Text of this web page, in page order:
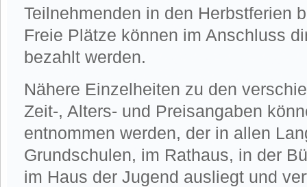
Teilnehmenden in den Herbstferien
Freie Plätze können im Anschluss
bezahlt werden.
Nähere Einzelheiten zu den
Zeit-, Alters- und Preisangaben
entnommen werden, der in allen
Grundschulen, im Rathaus, in der
im Haus der Jugend ausliegt und